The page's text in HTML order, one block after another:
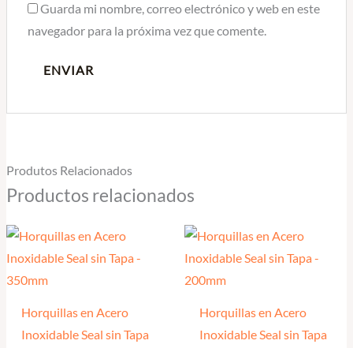
Guarda mi nombre, correo electrónico y web en este
navegador para la próxima vez que comente.
Produtos Relacionados
Productos relacionados
Horquillas en Acero
Inoxidable Seal sin Tapa
Horquillas en Acero
Inoxidable Seal sin Tapa